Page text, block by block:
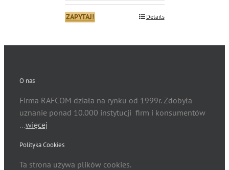
ZAPYTAJ! Details
O nas
Firma RAFCOM działa na rynku od 1999r. Zdobyła
uznanie ponad 10.000 instytucji firm i konsumentów
…więcej
Polityka Cookies
Ta strona używa plików cookies.